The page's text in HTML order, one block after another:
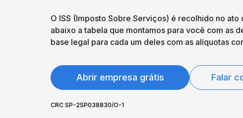
O ISS (Imposto Sobre Serviços) é recolhido no ato
abaixo a tabela que montamos para você com as
base legal para cada um deles com as alíquotas
Abrir empresa grátis Falar
CRC SP-2SP038830/O-1